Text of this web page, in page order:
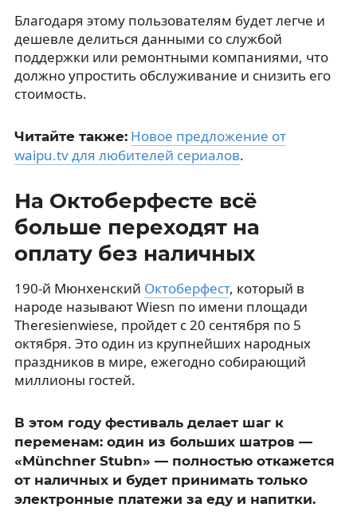
Благодаря этому пользователям будет легче и
дешевле делиться данными со службой
поддержки или ремонтными компаниями, что
должно упростить обслуживание и снизить его
стоимость.
Читайте также: Новое предложение от
waipu.tv для любителей сериалов.
На Октоберфесте всё
больше переходят на
оплату без наличных
190-й Мюнхенский Октоберфест, который в
народе называют Wiesn по имени площади
Theresienwiese, пройдет с 20 сентября по 5
октября. Это один из крупнейших народных
праздников в мире, ежегодно собирающий
миллионы гостей.
В этом году фестиваль делает шаг к
переменам: один из больших шатров —
«Münchner Stubn» — полностью откажется
от наличных и будет принимать только
электронные платежи за еду и напитки.